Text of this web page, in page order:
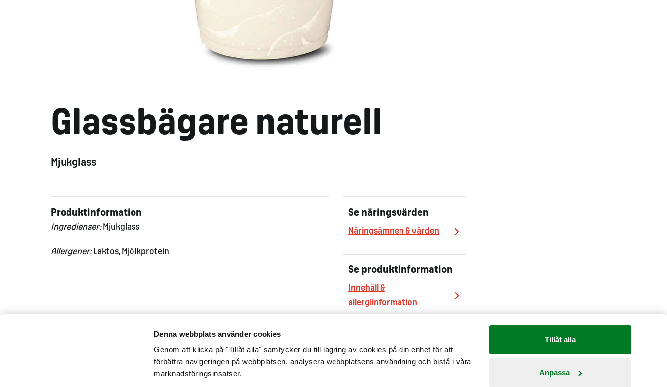
Denna webbplats använder cookies
Genom att klicka på "Tillåt alla" samtycker du till lagring av cookies på din enhet för att
förbättra navigeringen på webbplatsen, analysera webbplatsens användning och bistå i våra
marknadsföringsinsatser.
Tillåt alla
Anpassa
Glassbägare naturell
Mjukglass
Produktinformation
Ingredienser: Mjukglass
Allergener: Laktos, Mjölkprotein
Se näringsvärden
Näringsämnen & värden
Se produktinformation
Innehåll &
allergiinformation